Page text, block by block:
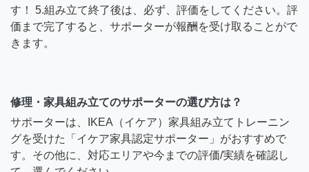
す！ 5.組み立て終了後は、必ず、評価をしてください。評
価まで完了すると、サポーターが報酬を受け取ることがで
きます。
修理・家具組み立てのサポーターの選び方は？
サポーターは、IKEA（イケア）家具組み立てトレーニン
グを受けた「イケア家具認定サポーター」がおすすめで
す。その他に、対応エリアや今までの評価/実績を確認し